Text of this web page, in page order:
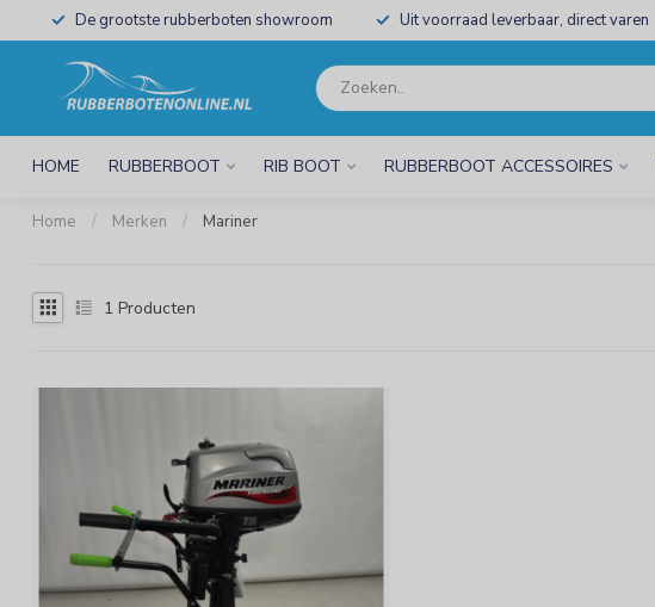
De grootste rubberboten showroom Uit voorraad leverbaar, direct varen
HOME RUBBERBOOT RIB BOOT RUBBERBOOT ACCESSOIRES
Home / Merken / Mariner
1 Producten